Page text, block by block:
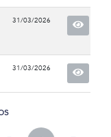
31/03/2026
31/03/2026